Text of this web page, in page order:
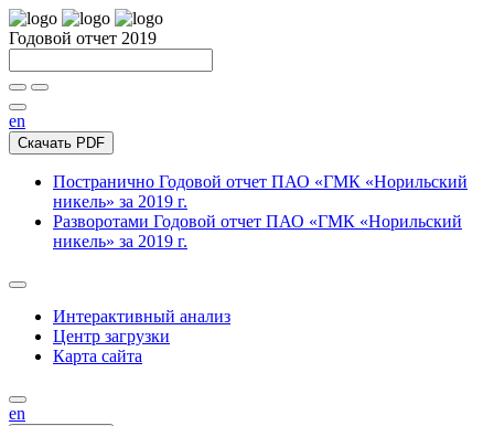
Годовой отчет 2019
en
Скачать PDF
Постранично Годовой отчет ПАО «ГМК «Норильский
никель» за 2019 г.
Разворотами Годовой отчет ПАО «ГМК «Норильский
никель» за 2019 г.
Интерактивный анализ
Центр загрузки
Карта сайта
en